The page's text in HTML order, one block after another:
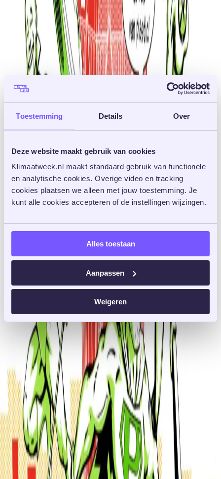
Toestemming Details Over
Deze website maakt gebruik van cookies
Klimaatweek.nl maakt standaard gebruik van functionele
en analytische cookies. Overige video en tracking
cookies plaatsen we alleen met jouw toestemming. Je
kunt alle cookies accepteren of de instellingen wijzingen.
Alles toestaan
Aanpassen
Weigeren
De Plandelman